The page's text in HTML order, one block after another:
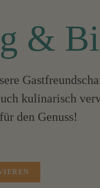
&
kulinarisch
den Genuss!